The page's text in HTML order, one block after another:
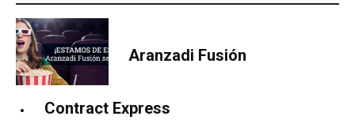
Aranzadi Fusión
Contract Express